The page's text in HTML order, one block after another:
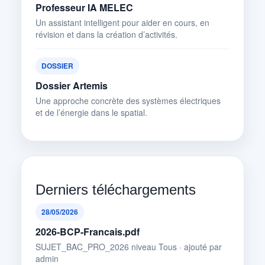
Professeur IA MELEC
Un assistant intelligent pour aider en cours, en
révision et dans la création d’activités.
DOSSIER
Dossier Artemis
Une approche concrète des systèmes électriques
et de l’énergie dans le spatial.
Derniers téléchargements
28/05/2026
2026-BCP-Francais.pdf
SUJET_BAC_PRO_2026 niveau Tous · ajouté par
admin